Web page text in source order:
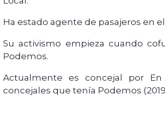
Ha estado agente de pasajeros en
Su activismo empieza cuando
Podemos.
Actualmente es concejal por
concejales que tenía Podemos